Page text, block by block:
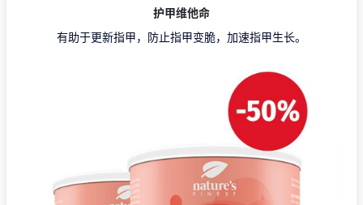
护甲维他命
有助于更新指甲，防止指甲变脆，加速指甲生长。